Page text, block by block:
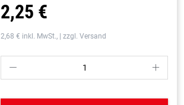
2,25 €
2,68 € inkl. MwSt., | zzgl. Versand
P S